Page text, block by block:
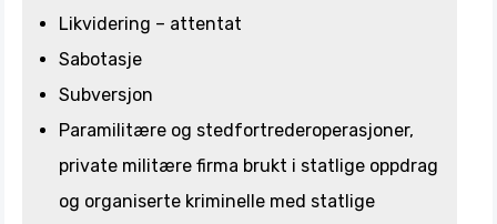
Likvidering – attentat
Sabotasje
Subversjon
Paramilitære og stedfortrederoperasjoner,
private militære firma brukt i statlige oppdrag
og organiserte kriminelle med statlige